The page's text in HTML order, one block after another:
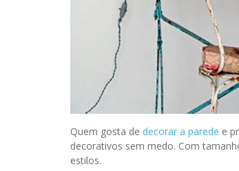
Quem gosta de decorar a parede e
decorativos sem medo. Com
estilos.